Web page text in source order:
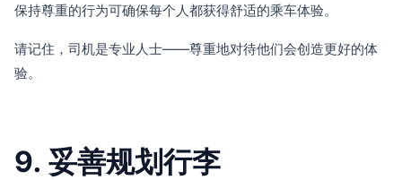
保持尊重的行为可确保每个人都获得舒适的乘车体验。
请记住，司机是专业人士——尊重地对待他们会创造更好的体
验。
9. 妥善规划行李